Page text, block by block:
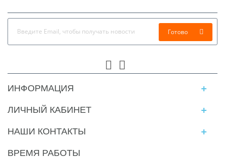
Готово
ИНФОРМАЦИЯ
ЛИЧНЫЙ КАБИНЕТ
НАШИ КОНТАКТЫ
ВРЕМЯ РАБОТЫ